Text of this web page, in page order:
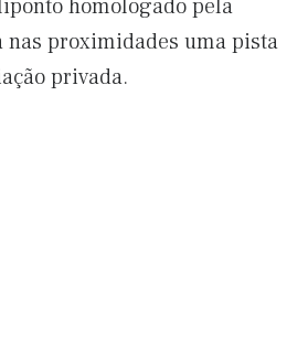
homologado pela
nas proximidades uma pista
privada.